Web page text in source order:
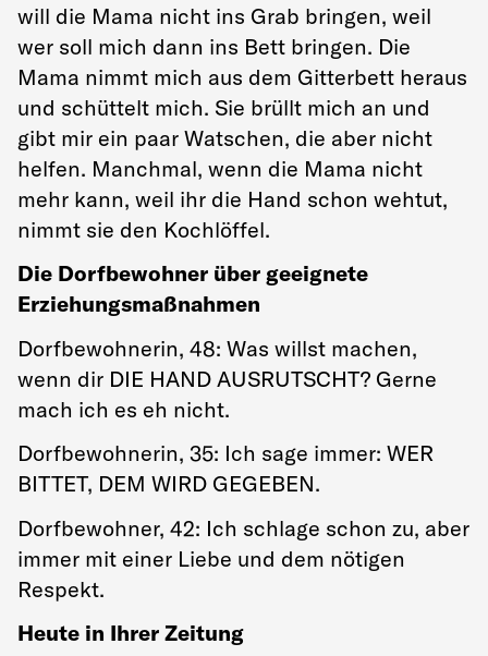
will die Mama nicht ins Grab bringen, weil
wer soll mich dann ins Bett bringen. Die
Mama nimmt mich aus dem Gitterbett heraus
und schüttelt mich. Sie brüllt mich an und
gibt mir ein paar Watschen, die aber nicht
helfen. Manchmal, wenn die Mama nicht
mehr kann, weil ihr die Hand schon wehtut,
nimmt sie den Kochlöffel.
Die Dorfbewohner über geeignete
Erziehungsmaßnahmen
Dorfbewohnerin, 48: Was willst machen,
wenn dir DIE HAND AUSRUTSCHT? Gerne
mach ich es eh nicht.
Dorfbewohnerin, 35: Ich sage immer: WER
BITTET, DEM WIRD GEGEBEN.
Dorfbewohner, 42: Ich schlage schon zu, aber
immer mit einer Liebe und dem nötigen
Respekt.
Heute in Ihrer Zeitung